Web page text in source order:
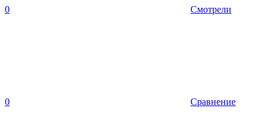
0 Смотрели
0 Сравнение